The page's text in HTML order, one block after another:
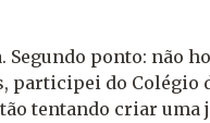
ponto: não
do Colégio
tentando criar